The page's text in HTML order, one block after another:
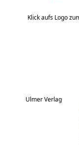
Klick aufs Logo
Ulmer Verlag